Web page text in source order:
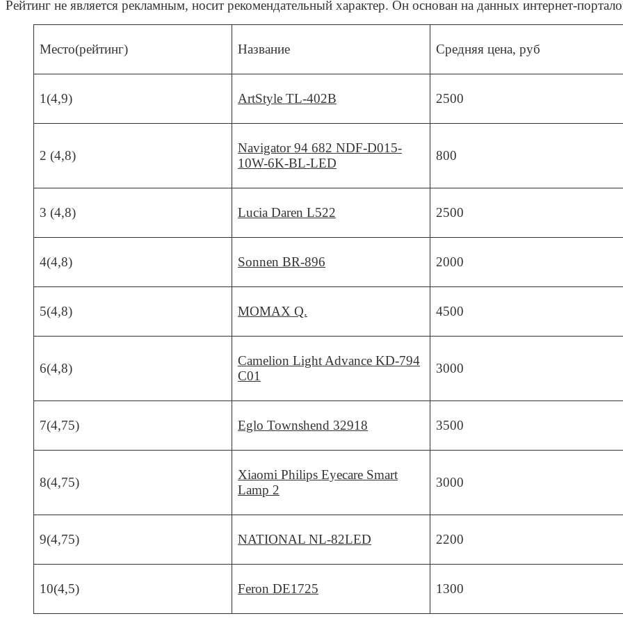
Рейтинг не является рекламным, носит рекомендательный характер. Он основан на данных интернет-
Место(рейтинг) Название Средняя цена, руб
1(4,9) ArtStyle TL-402B 2500
2 (4,8)
Navigator 94 682 NDF-D015-
10W-6K-BL-LED
800
3 (4,8) Lucia Daren L522 2500
4(4,8) Sonnen BR-896 2000
5(4,8) MOMAX Q. 4500
6(4,8)
Camelion Light Advance KD-794
C01
3000
7(4,75) Eglo Townshend 32918 3500
8(4,75)
Xiaomi Philips Eyecare Smart
Lamp 2
3000
9(4,75) NATIONAL NL-82LED 2200
10(4,5) Feron DE1725 1300